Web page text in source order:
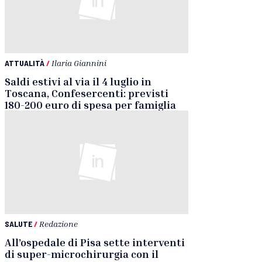
ATTUALITÀ/ Ilaria Giannini
Saldi estivi al via il 4 luglio in
Toscana, Confesercenti: previsti
180-200 euro di spesa per famiglia
SALUTE/ Redazione
All’ospedale di Pisa sette interventi
di super-microchirurgia con il